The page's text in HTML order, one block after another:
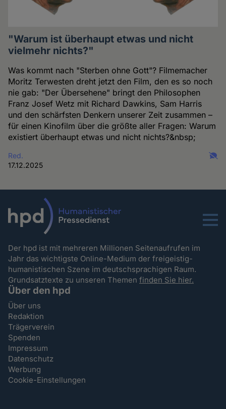
"Warum ist überhaupt etwas und nicht
vielmehr nichts?"
Was kommt nach "Sterben ohne Gott"? Filmemacher
Moritz Terwesten dreht jetzt den Film, den es so noch
nie gab: "Der Übersehene" bringt den Philosophen
Franz Josef Wetz mit Richard Dawkins, Sam Harris
und den schärfsten Denkern unserer Zeit zusammen –
für einen Kinofilm über die größte aller Fragen: Warum
existiert überhaupt etwas und nicht nichts?&nbsp;
Red.
17.12.2025
Menu
Der hpd ist mit mehreren Millionen Seitenaufrufen im
Jahr das wichtigste Online-Medium der freigeistig-
humanistischen Szene im deutschsprachigen Raum.
Grundsatztexte zu unseren Themenfinden Sie hier.
Über den hpd
Über uns
Redaktion
Trägerverein
Spenden
Impressum
Datenschutz
Werbung
Cookie-Einstellungen